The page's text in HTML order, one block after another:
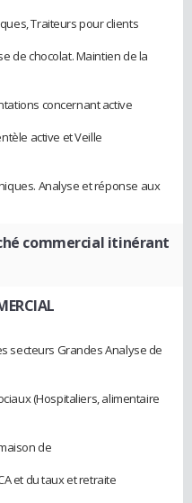
Traiteurs pour clients
de chocolat. Maintien de la
concernant active
active et Veille
Analyse et réponse aux
commercial itinérant
secteurs Grandes Analyse de
(Hospitaliers, alimentaire
de
et du taux et retraite